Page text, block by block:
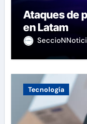
Ataques de
en Latam
Tecnología